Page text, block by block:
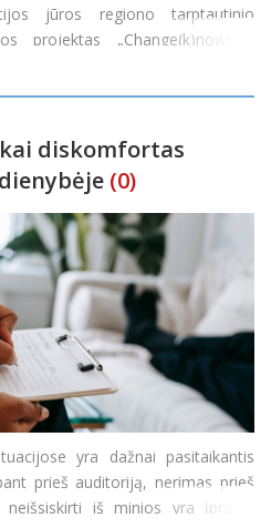
jūros regiono tarptautinio
projektas „Change(k)now! –
naudojimo į žiedines arba
diskomfortas
(0)
yra dažnai pasitaikantis
prieš auditoriją, nerimas prieš
iš minios yra įprasta